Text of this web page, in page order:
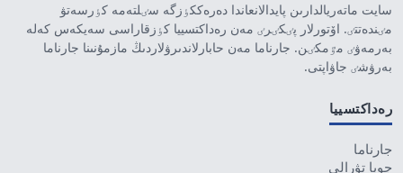
سايت ماتەريالدارىن پايدالانعاندا دەرەككٶزگە سٸلتەمە كٶرسەتۋ
مٸندەتتٸ. اۆتورلار پٸكٸرٸ مەن رەداكتسييا كٶزقاراسى سەيكەس كەلە
بەرمەۋٸ مٷمكٸن. جارناما مەن حابارلاندىرۋلاردىڭ مازمۇنىنا جارناما
بەرۋشٸ جاۋاپتى.
رەداكتسييا
جارناما
جوبا تۋرالى